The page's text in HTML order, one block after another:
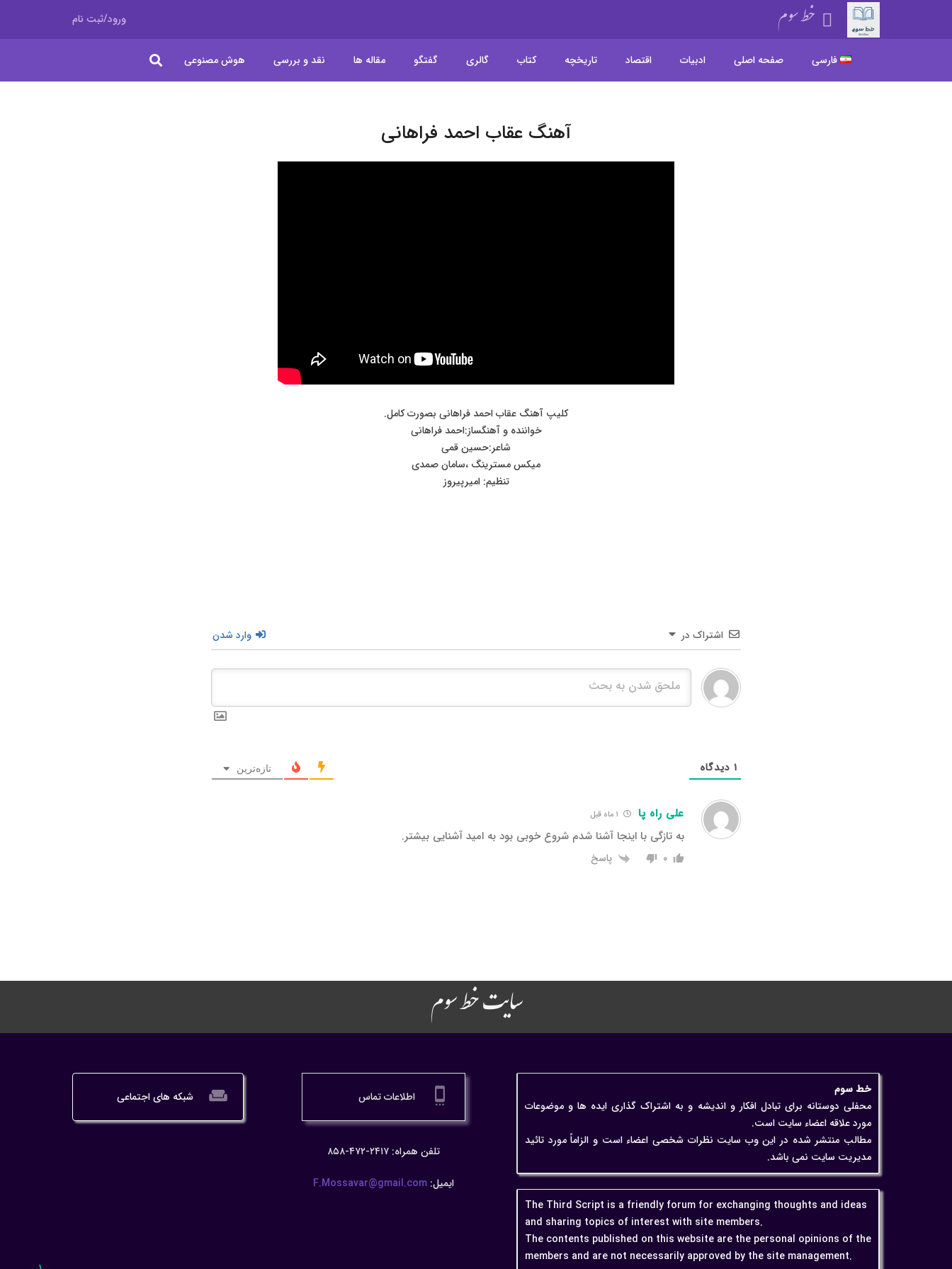
خط سوم ورود/ثبت نام
فارسی صفحه اصلی ادبیات اقتصاد تاریخچه کتاب گالری گفتگو مقاله ها نقد و بررسی هوش مصنوعی
آهنگ عقاب احمد فراهانی
کلیپ آهنگ عقاب احمد فراهانی بصورت کامل.
خواننده و آهنگساز:احمد فراهانی
شاعر:حسین قمی
میکس مسترینگ ،سامان صمدی
تنظیم: امیرپیروز
اشتراک در وارد شدن
۱ دیدگاه تازه‌ترین
علی راه پا
به تازگی با اینجا آشنا شدم شروع خوبی بود به امید آشنایی بیشتر.
۰ پاسخ
سایت خط سوم
خط سوم
محفلی دوستانه برای تبادل افکار و اندیشه و به اشتراک گذاری ایده ها و موضوعات
مورد علاقه اعضاء سایت است.
مطالب منتشر شده در این وب سایت نظرات شخصی اعضاء است و الزاماً مورد تائید
مدیریت سایت نمی باشد.
The Third Script is a friendly forum for exchanging thoughts and ideas
and sharing topics of interest with site members.
The contents published on this website are the personal opinions of the
members and are not necessarily approved by the site management.
settings_cell اطلاعات تماس
تلفن همراه: ۲۴۱۷-۴۷۲-۸۵۸
ایمیل:F.Mossavar@gmail.com
weekend شبکه های اجتماعی